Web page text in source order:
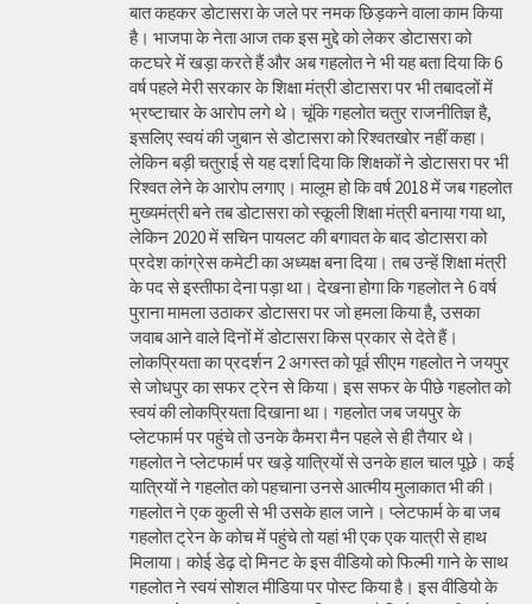
बात कहकर डोटासरा के जले पर नमक छिड़कने वाला काम किया
है। भाजपा के नेता आज तक इस मुद्दे को लेकर डोटासरा को
कटघरे में खड़ा करते हैं और अब गहलोत ने भी यह बता दिया कि 6
वर्ष पहले मेरी सरकार के शिक्षा मंत्री डोटासरा पर भी तबादलों में
भ्रष्टाचार के आरोप लगे थे। चूंकि गहलोत चतुर राजनीतिज्ञ है,
इसलिए स्वयं की जुबान से डोटासरा को रिश्वतखोर नहीं कहा।
लेकिन बड़ी चतुराई से यह दर्शा दिया कि शिक्षकों ने डोटासरा पर भी
रिश्वत लेने के आरोप लगाए। मालूम हो कि वर्ष 2018 में जब गहलोत
मुख्यमंत्री बने तब डोटासरा को स्कूली शिक्षा मंत्री बनाया गया था,
लेकिन 2020 में सचिन पायलट की बगावत के बाद डोटासरा को
प्रदेश कांग्रेस कमेटी का अध्यक्ष बना दिया। तब उन्हें शिक्षा मंत्री
के पद से इस्तीफा देना पड़ा था। देखना होगा कि गहलोत ने 6 वर्ष
पुराना मामला उठाकर डोटासरा पर जो हमला किया है, उसका
जवाब आने वाले दिनों में डोटासरा किस प्रकार से देते हैं।
लोकप्रियता का प्रदर्शन 2 अगस्त को पूर्व सीएम गहलोत ने जयपुर
से जोधपुर का सफर ट्रेन से किया। इस सफर के पीछे गहलोत को
स्वयं की लोकप्रियता दिखाना था। गहलोत जब जयपुर के
प्लेटफार्म पर पहुंचे तो उनके कैमरा मैन पहले से ही तैयार थे।
गहलोत ने प्लेटफार्म पर खड़े यात्रियों से उनके हाल चाल पूछे। कई
यात्रियों ने गहलोत को पहचाना उनसे आत्मीय मुलाकात भी की।
गहलोत ने एक कुली से भी उसके हाल जाने। प्लेटफार्म के बा जब
गहलोत ट्रेन के कोच में पहुंचे तो यहां भी एक एक यात्री से हाथ
मिलाया। कोई डेढ़ दो मिनट के इस वीडियो को फिल्मी गाने के साथ
गहलोत ने स्वयं सोशल मीडिया पर पोस्ट किया है। इस वीडियो के